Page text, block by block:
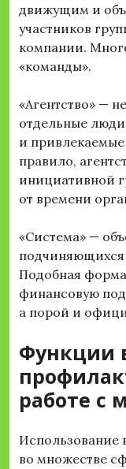
движущим и
участников
компании.
«команды».
«Агентство» —
отдельные
и
правило,
инициативной
от времени
«Система» —
Подобная
финансовую
а порой и
Функции
работе с
Использование
во множестве